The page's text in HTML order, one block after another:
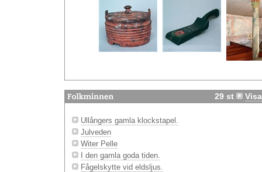
29 st
Ullångers gamla klockstapel.
Julveden
Witer Pelle
I den gamla goda tiden.
Fågelskytte vid eldsljus.